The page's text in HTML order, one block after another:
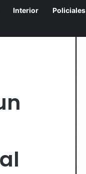
Interior Policiales